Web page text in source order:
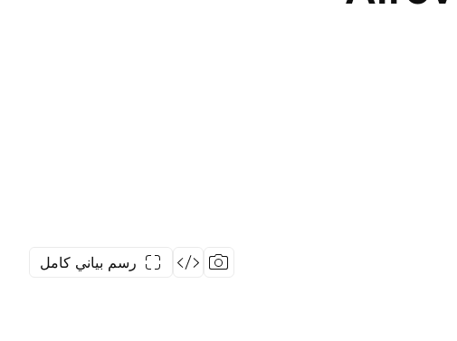
رسم بياني كامل